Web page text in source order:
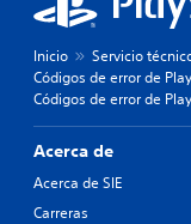
Inicio
Servicio
Códigos de error de
Códigos de error de
Acerca de
Acerca de SIE
Carreras